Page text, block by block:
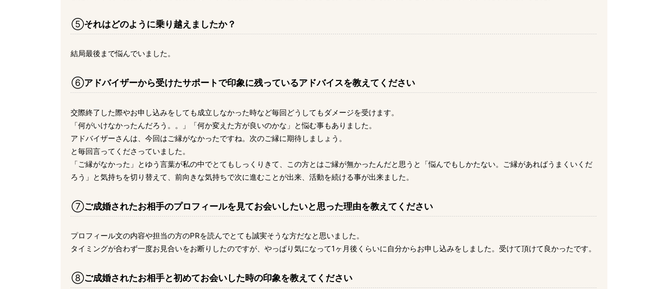
⑤それはどのように乗り越えましたか？
結局最後まで悩んでいました。
⑥アドバイザーから受けたサポートで印象に残っているアドバイスを教えてください
交際終了した際やお申し込みをしても成立しなかった時など毎回どうしてもダメージを受けます。
「何がいけなかったんだろう。。」「何か変えた方が良いのかな」と悩む事もありました。
アドバイザーさんは、今回はご縁がなかったですね。次のご縁に期待しましょう。
と毎回言ってくださっていました。
「ご縁がなかった」とゆう言葉が私の中でとてもしっくりきて、この方とはご縁が無かったんだと思うと「悩んでもしかたない。ご縁があればうまくいくだ
ろう」と気持ちを切り替えて、前向きな気持ちで次に進むことが出来、活動を続ける事が出来ました。
⑦ご成婚されたお相手のプロフィールを見てお会いしたいと思った理由を教えてください
プロフィール文の内容や担当の方のPRを読んでとても誠実そうな方だなと思いました。
タイミングが合わず一度お見合いをお断りしたのですが、やっぱり気になって1ヶ月後くらいに自分からお申し込みをしました。受けて頂けて良かったです。
⑧ご成婚されたお相手と初めてお会いした時の印象を教えてください